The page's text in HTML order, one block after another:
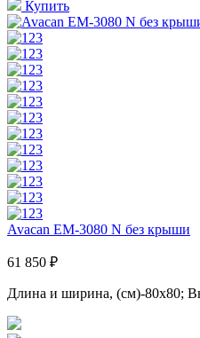
Купить
Avacan EM-3080 N без крыши
61 850 ₽
Длина и ширина, (см)-80x80;